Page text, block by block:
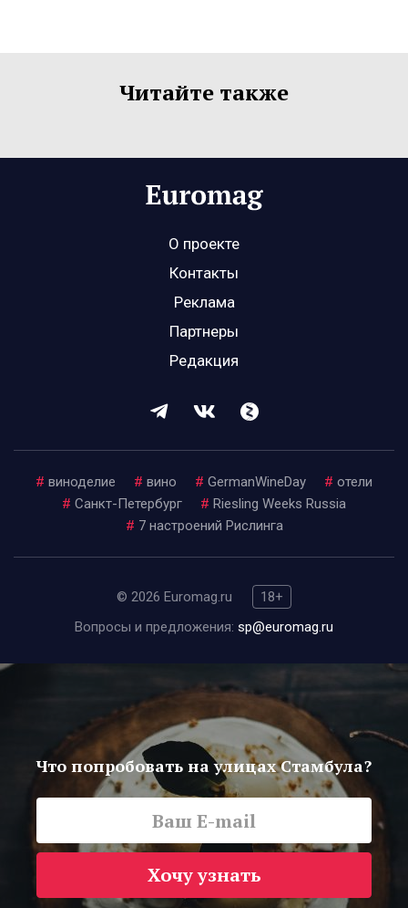
Читайте также
О проекте
Контакты
Реклама
Партнеры
Редакция
# виноделие # вино # GermanWineDay # отели
# Санкт-Петербург # Riesling Weeks Russia
# 7 настроений Рислинга
© 2026 Euromag.ru
18+
Вопросы и предложения: sp@euromag.ru
Что попробовать на улицах Стамбула?
Хочу узнать